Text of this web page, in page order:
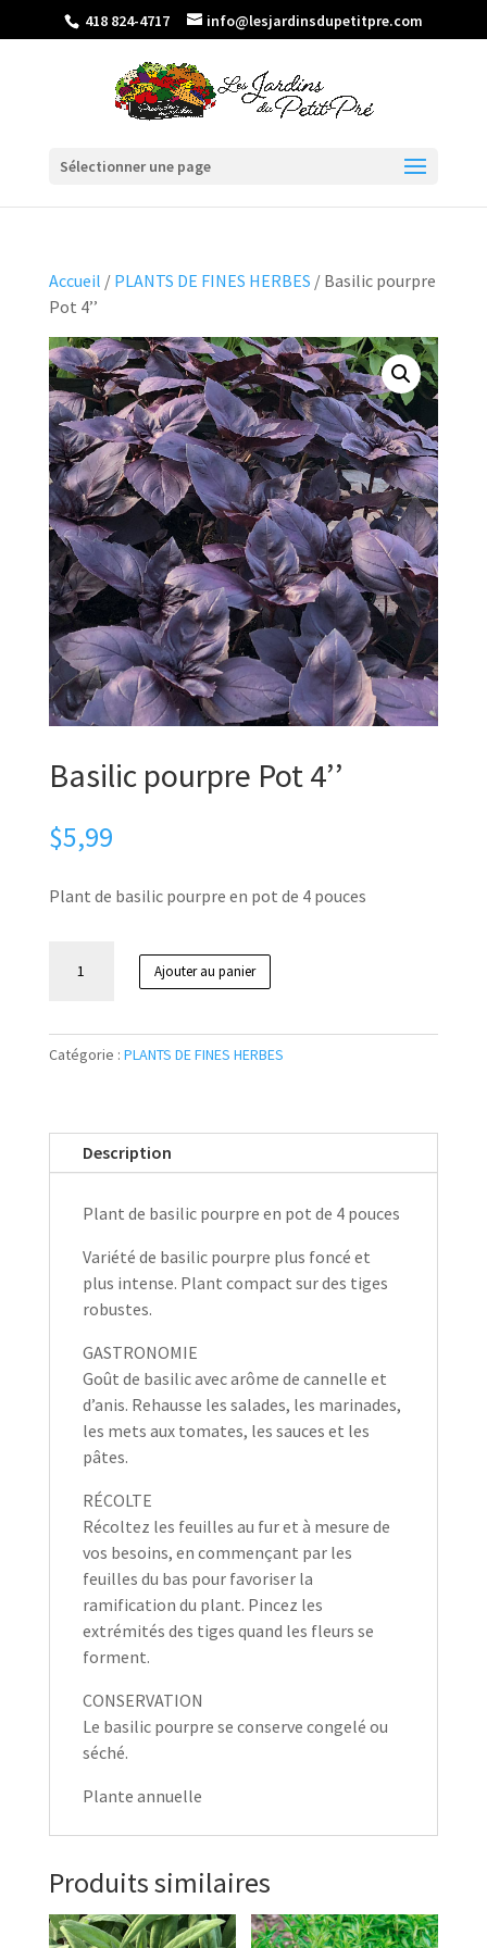
418 824-4717 info@lesjardinsdupetitpre.com
Sélectionner une page
Accueil / PLANTS DE FINES HERBES / Basilic pourpre
Pot 4’’
Basilic pourpre Pot 4’’
$5,99
Plant de basilic pourpre en pot de 4 pouces
pourpre
Pot
Ajouter au panier
Catégorie : PLANTS DE FINES HERBES
Description
Plant de basilic pourpre en pot de 4 pouces
Variété de basilic pourpre plus foncé et
plus intense. Plant compact sur des tiges
robustes.
GASTRONOMIE
Goût de basilic avec arôme de cannelle et
d’anis. Rehausse les salades, les marinades,
les mets aux tomates, les sauces et les
pâtes.
RÉCOLTE
Récoltez les feuilles au fur et à mesure de
vos besoins, en commençant par les
feuilles du bas pour favoriser la
ramification du plant. Pincez les
extrémités des tiges quand les fleurs se
forment.
CONSERVATION
Le basilic pourpre se conserve congelé ou
séché.
Plante annuelle
Produits similaires